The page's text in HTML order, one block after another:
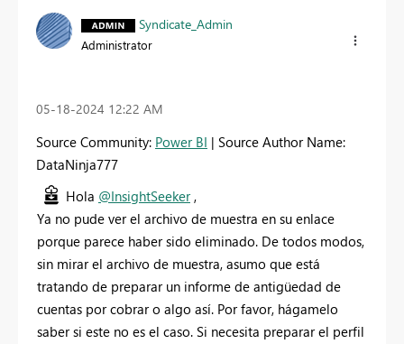
Syndicate_Admin
Administrator
‎05-18-2024 12:22 AM
Source Community: Power BI | Source Author Name:
DataNinja777
Hola @InsightSeeker,
Ya no pude ver el archivo de muestra en su enlace
porque parece haber sido eliminado. De todos modos,
sin mirar el archivo de muestra, asumo que está
tratando de preparar un informe de antigüedad de
cuentas por cobrar o algo así. Por favor, hágamelo
saber si este no es el caso. Si necesita preparar el perfil